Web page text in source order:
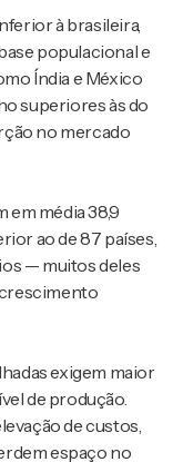
à brasileira,
populacional e
Índia e México
superiores às do
no mercado
em média 38,9
ao de 87 países,
— muitos deles
exigem maior
de produção.
de custos,
espaço no